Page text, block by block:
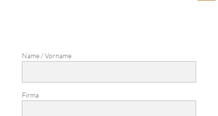
Name / Vorname
Firma